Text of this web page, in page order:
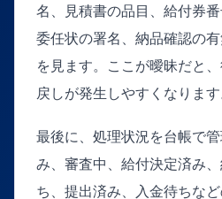
名、見積書の品目、給付券番
委任状の署名、納品確認の
を見ます。ここが曖昧だと
戻しが発生しやすくなります
最後に、処理状況を台帳で
み、審査中、給付決定済み
ち、提出済み、入金待ちな